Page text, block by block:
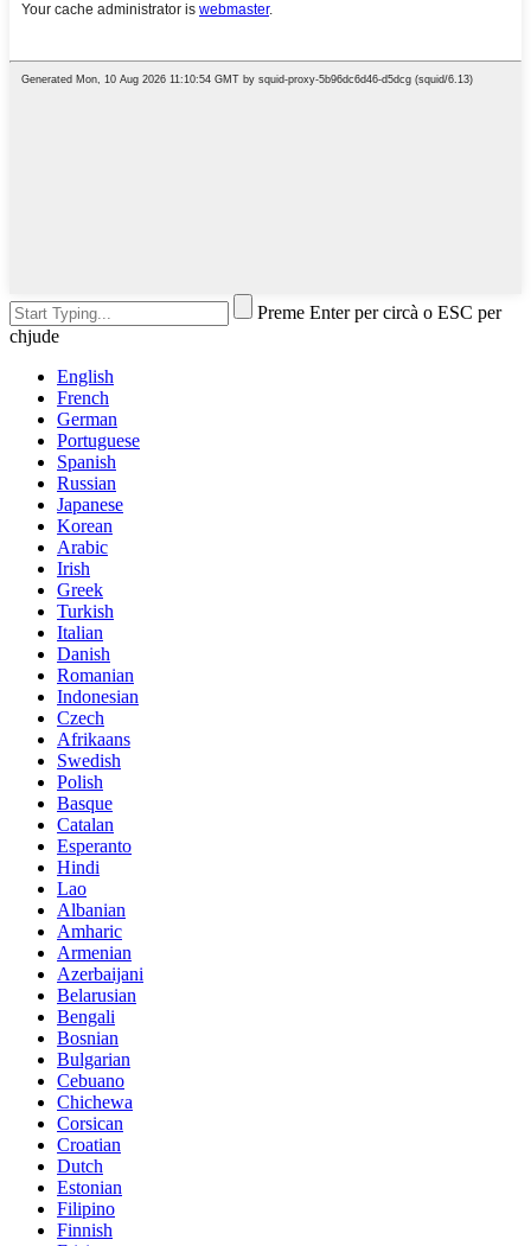
Preme Enter per circà o ESC per
chjude
English
French
German
Portuguese
Spanish
Russian
Japanese
Korean
Arabic
Irish
Greek
Turkish
Italian
Danish
Romanian
Indonesian
Czech
Afrikaans
Swedish
Polish
Basque
Catalan
Esperanto
Hindi
Lao
Albanian
Amharic
Armenian
Azerbaijani
Belarusian
Bengali
Bosnian
Bulgarian
Cebuano
Chichewa
Corsican
Croatian
Dutch
Estonian
Filipino
Finnish